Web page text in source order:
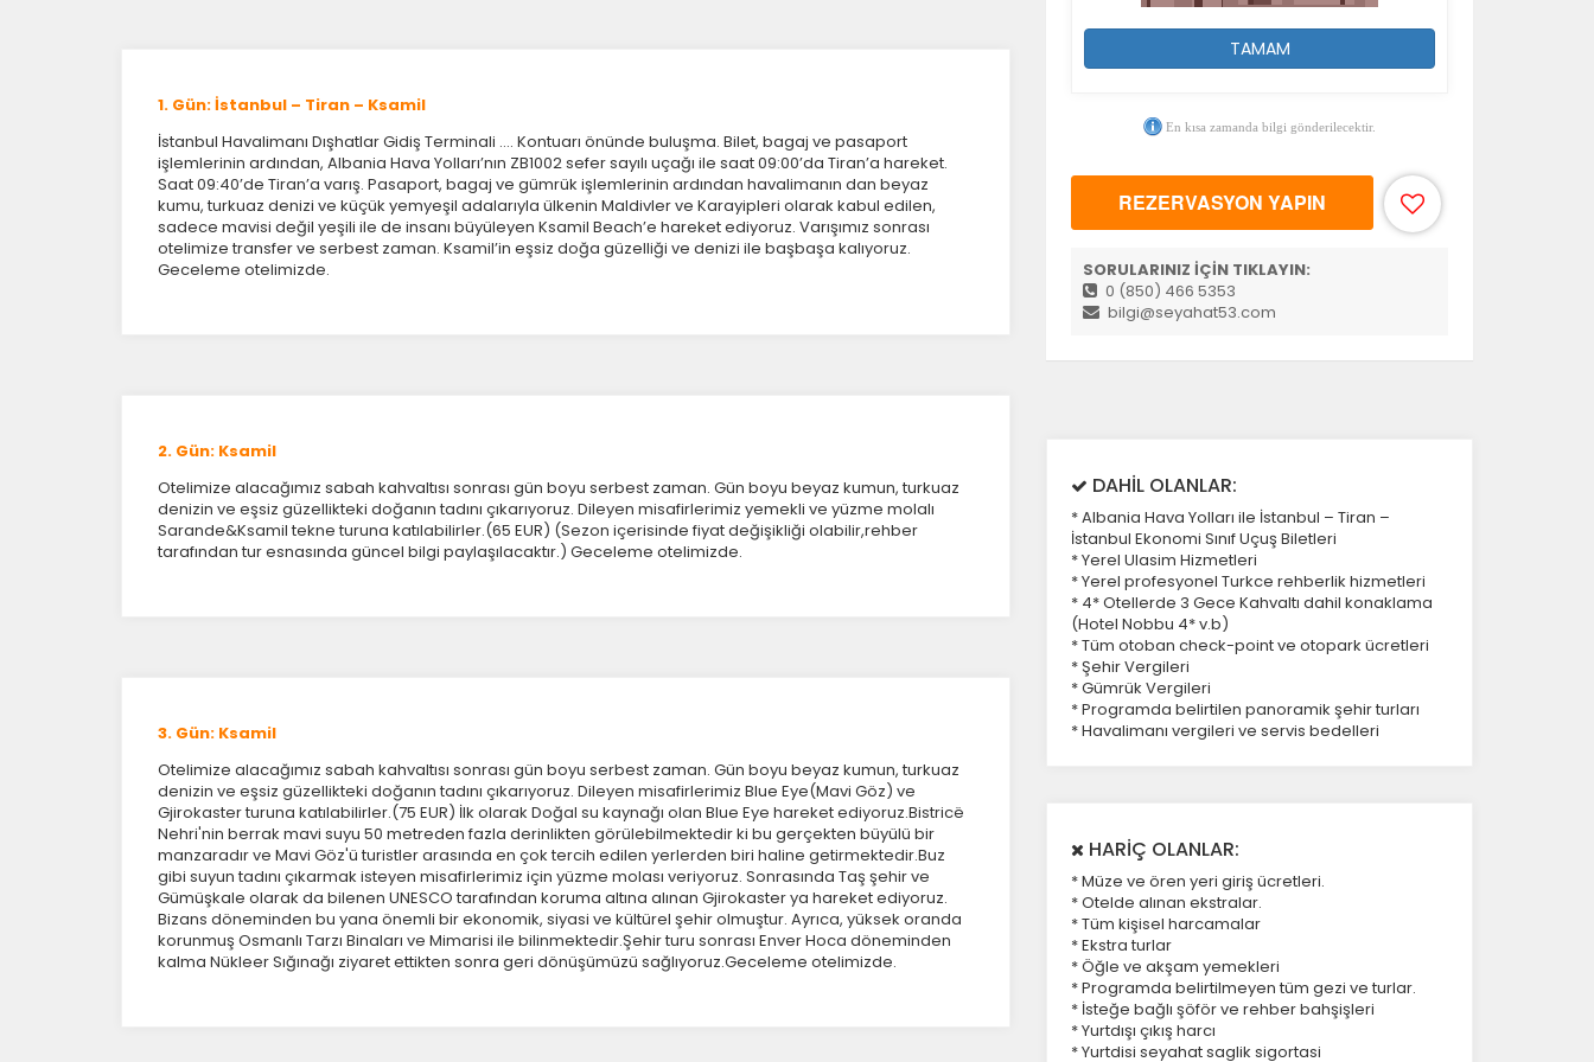
çerezler olmadan site düzgün çalışmaz ve devre dışı bırakılamaz.
İstatistik Çerezleri
Ziyaretçilerin siteyi nasıl kullandığını anonim olarak ölçeriz. Hangi
1. Gün: İstanbul – Tiran – Ksamil
İstanbul Havalimanı Dışhatlar Gidiş Terminali …. Kontuarı önünde buluşma. Bilet, bagaj ve pasaport
işlemlerinin ardından, Albania Hava Yolları’nın ZB1002 sefer sayılı uçağı ile saat 09:00’da Tiran’a hareket.
Saat 09:40’de Tiran’a varış. Pasaport, bagaj ve gümrük işlemlerinin ardından havalimanın dan beyaz
kumu, turkuaz denizi ve küçük yemyeşil adalarıyla ülkenin Maldivler ve Karayipleri olarak kabul edilen,
sadece mavisi değil yeşili ile de insanı büyüleyen Ksamil Beach’e hareket ediyoruz. Varışımız sonrası
otelimize transfer ve serbest zaman. Ksamil’in eşsiz doğa güzelliği ve denizi ile başbaşa kalıyoruz.
Geceleme otelimizde.
2. Gün: Ksamil
Otelimize alacağımız sabah kahvaltısı sonrası gün boyu serbest zaman. Gün boyu beyaz kumun, turkuaz
denizin ve eşsiz güzellikteki doğanın tadını çıkarıyoruz. Dileyen misafirlerimiz yemekli ve yüzme molalı
Sarande&Ksamil tekne turuna katılabilirler.(65 EUR) (Sezon içerisinde fiyat değişikliği olabilir,rehber
tarafından tur esnasında güncel bilgi paylaşılacaktır.) Geceleme otelimizde.
3. Gün: Ksamil
Otelimize alacağımız sabah kahvaltısı sonrası gün boyu serbest zaman. Gün boyu beyaz kumun, turkuaz
denizin ve eşsiz güzellikteki doğanın tadını çıkarıyoruz. Dileyen misafirlerimiz Blue Eye(Mavi Göz) ve
Gjirokaster turuna katılabilirler.(75 EUR) İlk olarak Doğal su kaynağı olan Blue Eye hareket ediyoruz.Bistricë
Nehri'nin berrak mavi suyu 50 metreden fazla derinlikten görülebilmektedir ki bu gerçekten büyülü bir
manzaradır ve Mavi Göz'ü turistler arasında en çok tercih edilen yerlerden biri haline getirmektedir.Buz
gibi suyun tadını çıkarmak isteyen misafirlerimiz için yüzme molası veriyoruz. Sonrasında Taş şehir ve
Gümüşkale olarak da bilenen UNESCO tarafından koruma altına alınan Gjirokaster ya hareket ediyoruz.
Bizans döneminden bu yana önemli bir ekonomik, siyasi ve kültürel şehir olmuştur. Ayrıca, yüksek oranda
korunmuş Osmanlı Tarzı Binaları ve Mimarisi ile bilinmektedir.Şehir turu sonrası Enver Hoca döneminden
kalma Nükleer Sığınağı ziyaret ettikten sonra geri dönüşümüzü sağlıyoruz.Geceleme otelimizde.
TAMAM
En kısa zamanda bilgi gönderilecektir.
REZERVASYON YAPIN
SORULARINIZ İÇİN TIKLAYIN:
0 (850) 466 5353
bilgi@seyahat53.com
DAHİL OLANLAR:
* Albania Hava Yolları ile İstanbul – Tiran –
İstanbul Ekonomi Sınıf Uçuş Biletleri
* Yerel Ulasim Hizmetleri
* Yerel profesyonel Turkce rehberlik hizmetleri
* 4* Otellerde 3 Gece Kahvaltı dahil konaklama
(Hotel Nobbu 4* v.b)
* Tüm otoban check-point ve otopark ücretleri
* Şehir Vergileri
* Gümrük Vergileri
* Programda belirtilen panoramik şehir turları
* Havalimanı vergileri ve servis bedelleri
HARİÇ OLANLAR:
* Müze ve ören yeri giriş ücretleri.
* Otelde alınan ekstralar.
* Tüm kişisel harcamalar
* Ekstra turlar
* Öğle ve akşam yemekleri
* Programda belirtilmeyen tüm gezi ve turlar.
* İsteğe bağlı şöför ve rehber bahşişleri
* Yurtdışı çıkış harcı
* Yurtdisi seyahat saglik sigortasi